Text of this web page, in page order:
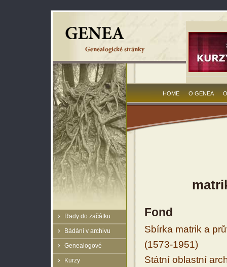
Rady do začátku
Bádání v archivu
Genealogové
Kurzy
HOME O GENEA
Fond
Sbírka matrik a
(1573-1951)
Státní oblastní